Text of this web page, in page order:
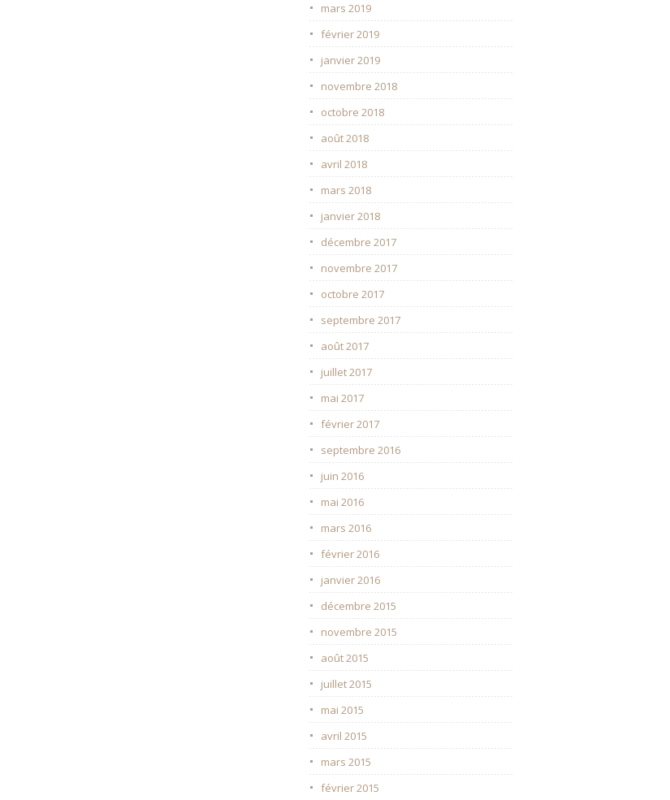
mars 2019
février 2019
janvier 2019
novembre 2018
octobre 2018
août 2018
avril 2018
mars 2018
janvier 2018
décembre 2017
novembre 2017
octobre 2017
septembre 2017
août 2017
juillet 2017
mai 2017
février 2017
septembre 2016
juin 2016
mai 2016
mars 2016
février 2016
janvier 2016
décembre 2015
novembre 2015
août 2015
juillet 2015
mai 2015
avril 2015
mars 2015
février 2015